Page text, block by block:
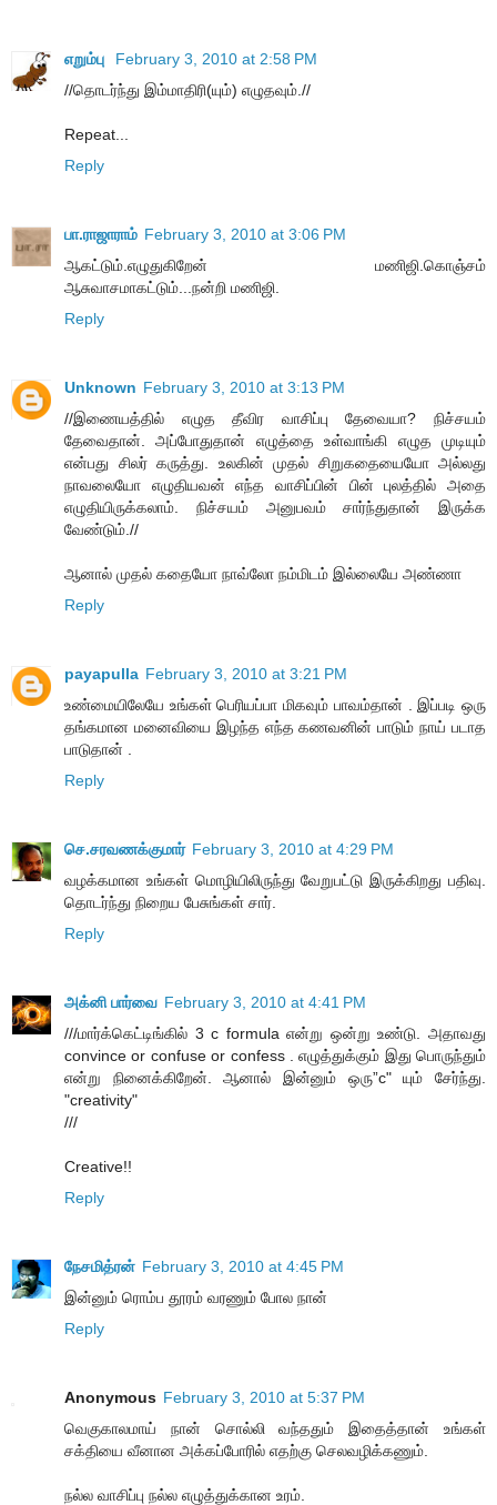
எறும்பு
February 3, 2010 at 2:58 PM
//தொடர்ந்து இம்மாதிரி(யும்) எழுதவும்.//
Repeat...
Reply
பா.ராஜாராம் February 3, 2010 at 3:06 PM
ஆகட்டும்.எழுதுகிறேன் மணிஜி.கொஞ்சம்
ஆசுவாசமாகட்டும்...நன்றி மணிஜி.
Reply
Unknown February 3, 2010 at 3:13 PM
//இணையத்தில் எழுத தீவிர வாசிப்பு தேவையா? நிச்சயம்
தேவைதான். அப்போதுதான் எழுத்தை உள்வாங்கி எழுத முடியும்
என்பது சிலர் கருத்து. உலகின் முதல் சிறுகதையையோ அல்லது
நாவலையோ எழுதியவன் எந்த வாசிப்பின் பின் புலத்தில் அதை
எழுதியிருக்கலாம். நிச்சயம் அனுபவம் சார்ந்துதான் இருக்க
வேண்டும்.//
ஆனால் முதல் கதையோ நாவ்லோ நம்மிடம் இல்லையே அண்ணா
Reply
payapulla February 3, 2010 at 3:21 PM
உண்மையிலேயே உங்கள் பெரியப்பா மிகவும் பாவம்தான் . இப்படி ஒரு
தங்கமான மனைவியை இழந்த எந்த கணவனின் பாடும் நாய் படாத
பாடுதான் .
Reply
செ.சரவணக்குமார் February 3, 2010 at 4:29 PM
வழக்கமான உங்கள் மொழியிலிருந்து வேறுபட்டு இருக்கிறது பதிவு.
தொடர்ந்து நிறைய பேசுங்கள் சார்.
Reply
அக்னி பார்வை February 3, 2010 at 4:41 PM
///மார்க்கெட்டிங்கில் 3 c formula என்று ஒன்று உண்டு. அதாவது
convince or confuse or confess . எழுத்துக்கும் இது பொருந்தும்
என்று நினைக்கிறேன். ஆனால் இன்னும் ஒரு”c" யும் சேர்ந்து.
"creativity"
///
Creative!!
Reply
நேசமித்ரன் February 3, 2010 at 4:45 PM
இன்னும் ரொம்ப தூரம் வரணும் போல நான்
Reply
Anonymous February 3, 2010 at 5:37 PM
வெகுகாலமாய் நான் சொல்லி வந்ததும் இதைத்தான் உங்கள்
சக்தியை வீனான அக்கப்போரில் எதற்கு செலவழிக்கணும்.
நல்ல வாசிப்பு நல்ல எழுத்துக்கான உரம்.